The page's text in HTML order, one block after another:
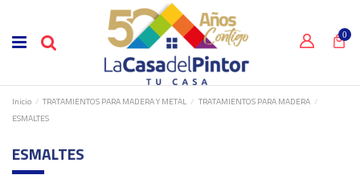
0
Inicio TRATAMIENTOS PARA MADERA Y METAL
TRATAMIENTOS PARA MADERA
ESMALTES
ESMALTES